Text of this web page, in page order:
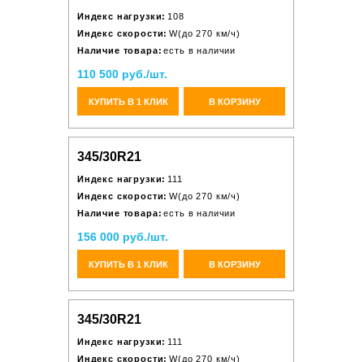
Индекс нагрузки: 108
Индекс скорости: W(до 270 км/ч)
Наличие товара: есть в наличии
110 500 руб./шт.
КУПИТЬ В 1 КЛИК В КОРЗИНУ
345/30R21
Индекс нагрузки: 111
Индекс скорости: W(до 270 км/ч)
Наличие товара: есть в наличии
156 000 руб./шт.
КУПИТЬ В 1 КЛИК В КОРЗИНУ
345/30R21
Индекс нагрузки: 111
Индекс скорости: W(до 270 км/ч)